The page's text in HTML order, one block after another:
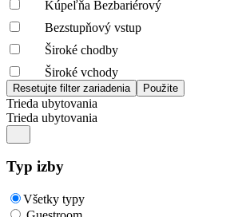
Kúpeľňa Bezbariérový
Bezstupňový vstup
Široké chodby
Široké vchody
Trieda ubytovania
Trieda ubytovania
Typ izby
Všetky typy